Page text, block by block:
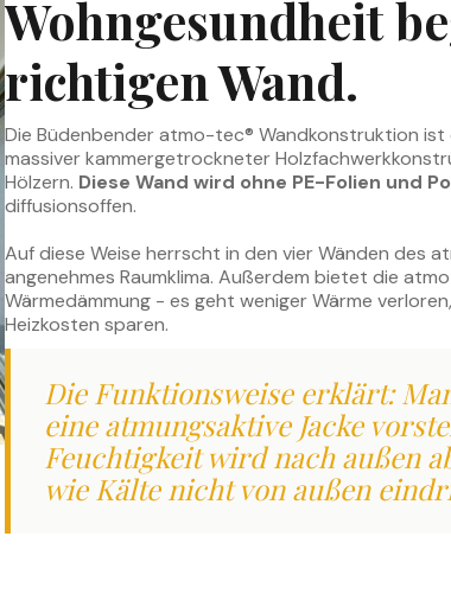
Wohngesundheit
richtigen Wand.
Die Büdenbender atmo-tec® Wandkonstruktion ist
massiver kammergetrockneter
Hölzern. Diese Wand wird ohne PE-Folien und
diffusionsoffen.
Auf diese Weise herrscht in den vier Wänden des
angenehmes Raumklima. Außerdem bietet die
Wärmedämmung - es geht weniger Wärme
Heizkosten sparen.
Die Funktionsweise erklärt:
eine atmungsaktive Jacke
Feuchtigkeit wird nach außen
wie Kälte nicht von außen